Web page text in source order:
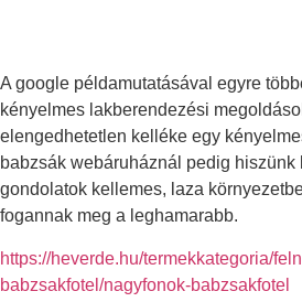
A google példamutatásával egyre
kényelmes lakberendezési
elengedhetetlen kelléke egy
babzsák webáruháznál pedig hiszünk
gondolatok kellemes, laza
fogannak meg a leghamarabb.
https://heverde.hu/termekkategoria/
babzsakfotel/nagyfonok-babzsakfotel